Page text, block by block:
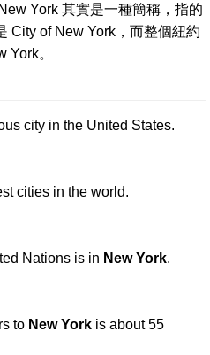
York 其實是一種簡稱，指的
City of New York，而整個紐約
York。
city in the United States.
cities in the world.
Nations is in New York.
to New York is about 55